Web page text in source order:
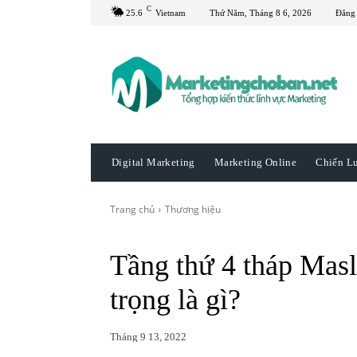
25.6 C Vietnam Thứ Năm, Tháng 8 6, 2026 Đăng
Digital Marketing Marketing Online Chiến
Trang chủ Thương hiệu
Tầng thứ 4 tháp
trọng là gì?
Tháng 9 13, 2022